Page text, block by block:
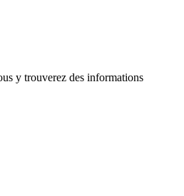
y trouverez des informations